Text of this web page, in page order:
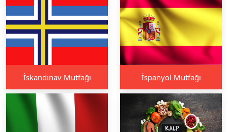
İskandinav Mutfağı İspanyol Mutfağı